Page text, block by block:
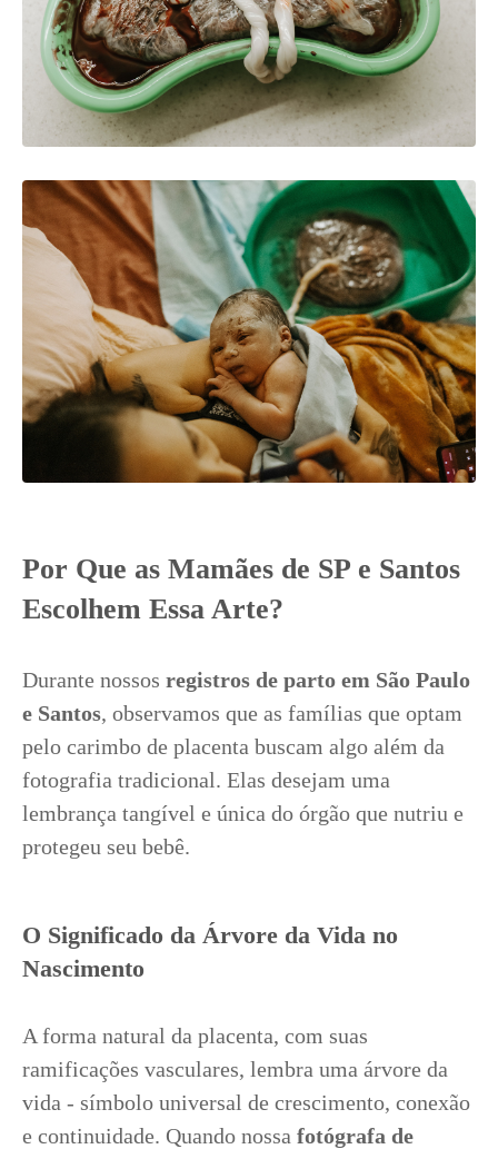
Por Que as Mamães de SP e Santos
Escolhem Essa Arte?
Durante nossos registros de parto em São Paulo
e Santos, observamos que as famílias que optam
pelo carimbo de placenta buscam algo além da
fotografia tradicional. Elas desejam uma
lembrança tangível e única do órgão que nutriu e
protegeu seu bebê.
O Significado da Árvore da Vida no
Nascimento
A forma natural da placenta, com suas
ramificações vasculares, lembra uma árvore da
vida - símbolo universal de crescimento, conexão
e continuidade. Quando nossa fotógrafa de